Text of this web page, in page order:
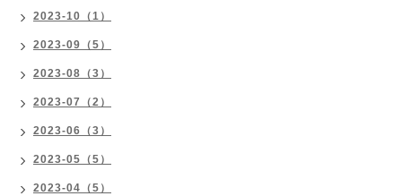
2023-10（1）
2023-09（5）
2023-08（3）
2023-07（2）
2023-06（3）
2023-05（5）
2023-04（5）